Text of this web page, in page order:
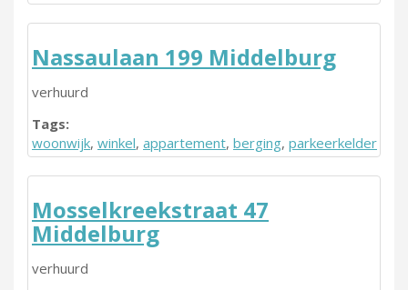
Nassaulaan 199 Middelburg
verhuurd
Tags:
woonwijk, winkel, appartement, berging, parkeerkelder
Mosselkreekstraat 47
Middelburg
verhuurd